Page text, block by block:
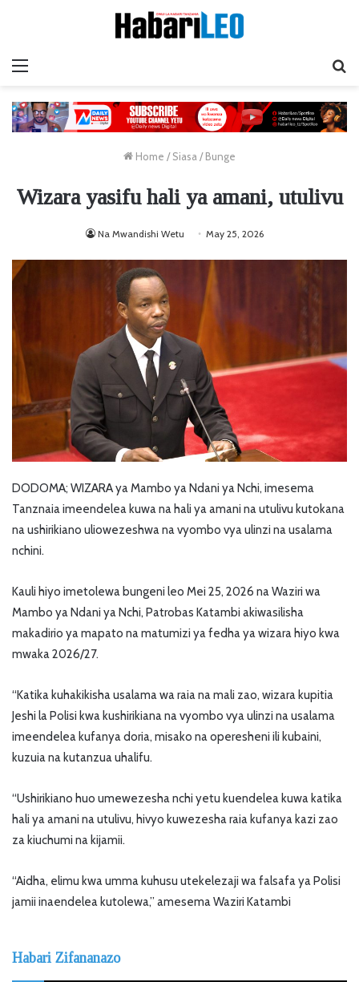
Home / Siasa/ Bunge
Wizara yasifu hali ya amani, utulivu
Na Mwandishi Wetu May 25, 2026
DODOMA; WIZARA ya Mambo ya Ndani ya Nchi, imesema
Tanznaia imeendelea kuwa na hali ya amani na utulivu kutokana
na ushirikiano uliowezeshwa na vyombo vya ulinzi na usalama
nchini.
Kauli hiyo imetolewa bungeni leo Mei 25, 2026 na Waziri wa
Mambo ya Ndani ya Nchi, Patrobas Katambi akiwasilisha
makadirio ya mapato na matumizi ya fedha ya wizara hiyo kwa
mwaka 2026/27.
“Katika kuhakikisha usalama wa raia na mali zao, wizara kupitia
Jeshi la Polisi kwa kushirikiana na vyombo vya ulinzi na usalama
imeendelea kufanya doria, misako na operesheni ili kubaini,
kuzuia na kutanzua uhalifu.
“Ushirikiano huo umewezesha nchi yetu kuendelea kuwa katika
hali ya amani na utulivu, hivyo kuwezesha raia kufanya kazi zao
za kiuchumi na kijamii.
“Aidha, elimu kwa umma kuhusu utekelezaji wa falsafa ya Polisi
jamii inaendelea kutolewa,” amesema Waziri Katambi
Habari Zifananazo